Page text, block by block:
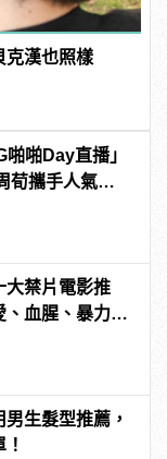
克漢也照樣
啪Day直播」
荀攜手人氣
大禁片電影推
、血腥、暴力、
生髮型推薦，